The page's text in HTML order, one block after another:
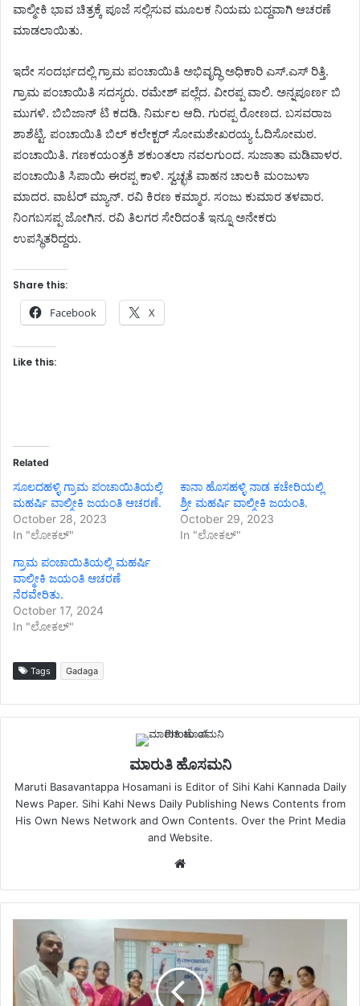
ವಾಲ್ಮೀಕಿ ಭಾವ ಚಿತ್ರಕ್ಕೆ ಪೂಜೆ ಸಲ್ಲಿಸುವ ಮೂಲಕ ನಿಯಮ ಬದ್ದವಾಗಿ ಆಚರಣೆ
ಮಾಡಲಾಯಿತು.
ಇದೇ ಸಂದರ್ಭದಲ್ಲಿ ಗ್ರಾಮ ಪಂಚಾಯಿತಿ ಅಭಿವೃದ್ಧಿ ಅಧಿಕಾರಿ ಎಸ್.ಎಸ್ ರಿತ್ತಿ.
ಗ್ರಾಮ ಪಂಚಾಯಿತಿ ಸದಸ್ಯರು. ರಮೇಶ್ ಪಲ್ಲೆದ. ವೀರಪ್ಪ ವಾಲಿ. ಅನ್ನಪೂರ್ಣ ಬಿ
ಮುಗಳಿ. ಬಿಬಿಜಾನ್ ಟಿ ಕದಡಿ. ನಿರ್ಮಲ ಆದಿ. ಗುರಪ್ಪ ರೋಣದ. ಬಸವರಾಜ
ಶಾಶೆಟ್ಟಿ. ಪಂಚಾಯಿತಿ ಬಿಲ್ ಕಲೇಕ್ಟರ್ ಸೋಮಶೇಖರಯ್ಯ ಓದಿಸೋಮಠ.
ಪಂಚಾಯಿತಿ. ಗಣಕಯಂತ್ರಕಿ ಶಕುಂತಲಾ ನವಲಗುಂದ. ಸುಜಾತಾ ಮಡಿವಾಳರ.
ಪಂಚಾಯಿತಿ ಸಿಪಾಯಿ ಈರಪ್ಪ ಕಾಳಿ. ಸ್ವಚ್ಛತೆ ವಾಹನ ಚಾಲಕಿ ಮಂಜುಳಾ
ಮಾದರ. ವಾಟರ್ ಮ್ಯಾನ್. ರವಿ ಕಿರಣ ಕಮ್ಮಾರ. ಸಂಜು ಕುಮಾರ ತಳವಾರ.
ನಿಂಗಬಸಪ್ಪ ಜೋಗಿನ. ರವಿ ತಿಲಗರ ಸೇರಿದಂತೆ ಇನ್ನೂ ಅನೇಕರು
ಉಪಸ್ಥಿತರಿದ್ದರು.
Share this:
Facebook X
Like this:
Related
ಸೂಲದಹಳ್ಳಿ ಗ್ರಾಮ ಪಂಚಾಯಿತಿಯಲ್ಲಿ
ಮಹರ್ಷಿ ವಾಲ್ಮೀಕಿ ಜಯಂತಿ ಆಚರಣೆ.
October 28, 2023
In "ಲೋಕಲ್"
ಕಾನಾ ಹೊಸಹಳ್ಳಿ ನಾಡ ಕಚೇರಿಯಲ್ಲಿ
ಶ್ರೀ ಮಹರ್ಷಿ ವಾಲ್ಮೀಕಿ ಜಯಂತಿ.
October 29, 2023
In "ಲೋಕಲ್"
ಗ್ರಾಮ ಪಂಚಾಯಿತಿಯಲ್ಲಿ ಮಹರ್ಷಿ
ವಾಲ್ಮೀಕಿ ಜಯಂತಿ ಆಚರಣೆ
ನೆರವೇರಿತು.
October 17, 2024
In "ಲೋಕಲ್"
Tags Gadaga
ಮಾರುತಿ ಹೊಸಮನಿ
Maruti Basavantappa Hosamani is Editor of Sihi Kahi Kannada Daily
News Paper. Sihi Kahi News Daily Publishing News Contents from
His Own News Network and Own Contents. Over the Print Media
and Website.
Website